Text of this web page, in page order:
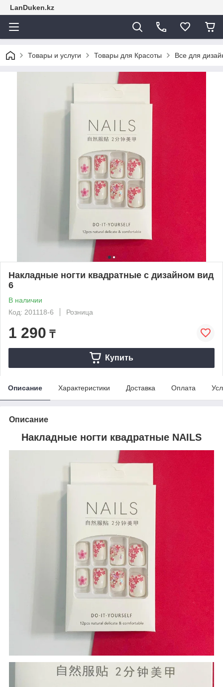
LanDuken.kz
Товары и услуги Товары для Красоты Все для
Накладные ногти квадратные с дизайном вид
6
В наличии
Код: 201118-6
Розница
1 290 ₸
Купить
Описание Характеристики Доставка Оплата
Описание
Накладные ногти квадратные NAILS